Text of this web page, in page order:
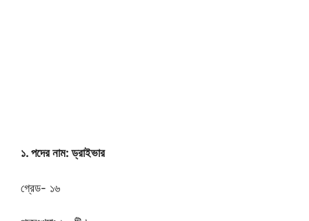
১. পদের নাম: ড্রাইভার
গ্রেড- ১৬